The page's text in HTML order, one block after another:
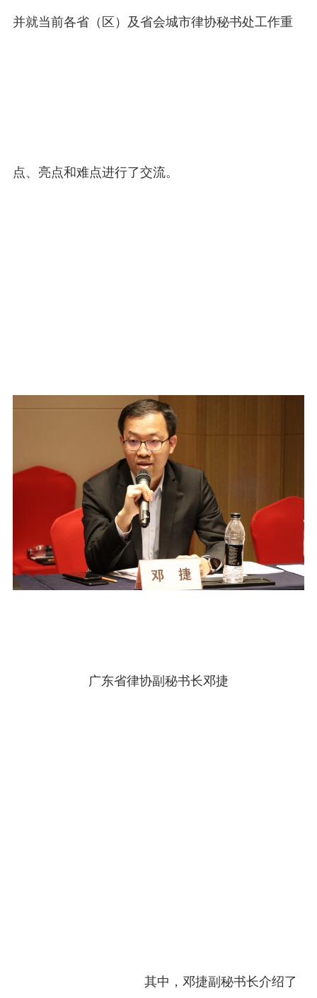
并就当前各省（区）及省会城市律协秘书处工作重
点、亮点和难点进行了交流。
广东省律协副秘书长邓捷
其中，邓捷副秘书长介绍了